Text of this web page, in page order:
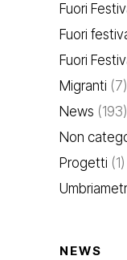
Fuori
Fuori
Fuori
Migranti (7)
News (193)
Non
Progetti (1)
NEWS